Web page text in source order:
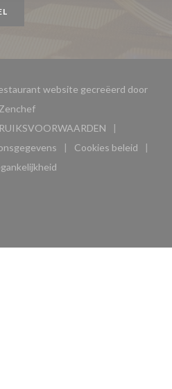
website gecreëerd door
Zenchef((opent in een nieuw venster))
nieuw venster))((opent in een nieuw
in een nieuw venster))
Cookies beleid
((opent in
((opent in een nieuw venster))